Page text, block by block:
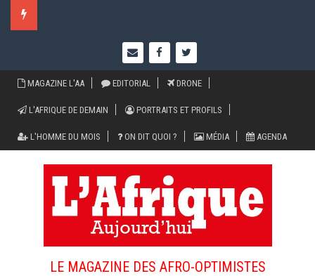
MAGAZINE L'AA EDITORIAL DRONE
L'AFRIQUE DE DEMAIN PORTRAITS ET PROFILS
L'HOMME DU MOIS ON DIT QUOI ? MÉDIA AGENDA
LE MAGAZINE DES AFRO-OPTIMISTES